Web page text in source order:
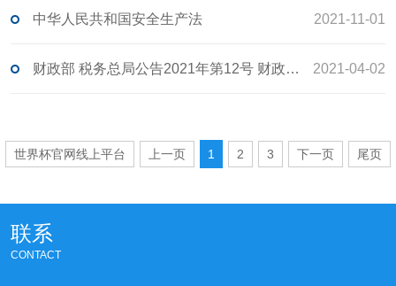
2021-11-01
中华人民共和国安全生产法
2021-04-02
财政部 税务总局公告2021年第12号 财政部 税务总局关于实施小微企业和个体工商户所得税优惠政策的公告
世界杯官网线上平台 上一页 1 2 3 下一页 尾页
联系
CONTACT